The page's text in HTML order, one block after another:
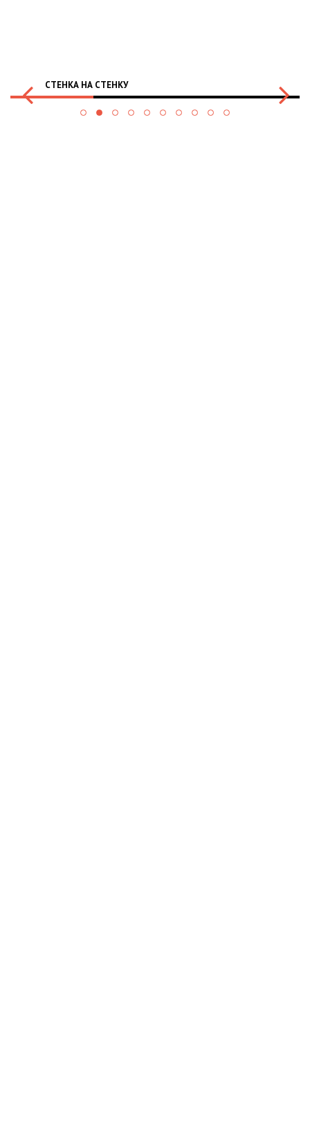
СТЕНКА НА СТЕНКУ